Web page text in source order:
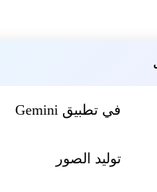
في تطبيق Gemini
توليد الصور